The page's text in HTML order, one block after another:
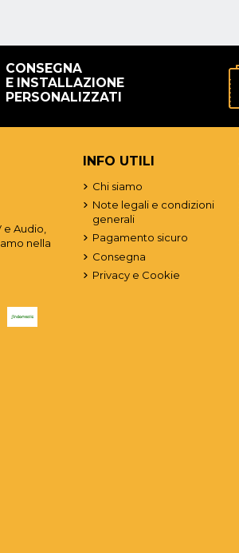
CONSEGNA
E INSTALLAZIONE
PERSONALIZZATI
Audio,
nella
INFO UTILI
Chi siamo
Note legali e condizioni
generali
Pagamento sicuro
Consegna
Privacy e Cookie